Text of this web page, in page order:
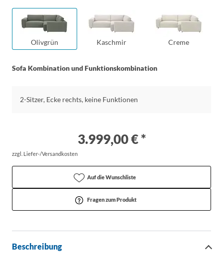
Olivgrün Kaschmir Creme
Sofa Kombination und Funktionskombination
2-Sitzer, Ecke rechts, keine Funktionen
3.999,00 € *
zzgl. Liefer-/Versandkosten
Auf die Wunschliste
Fragen zum Produkt
Beschreibung